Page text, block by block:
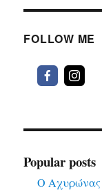
FOLLOW ME
Popular posts
Ο Αχυρώνας